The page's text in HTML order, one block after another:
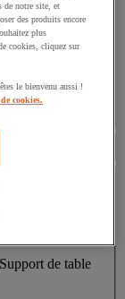
Support de table
de notre site, et
des produits encore
plus
cookies, cliquez sur
le bienvenu aussi !
cookies.